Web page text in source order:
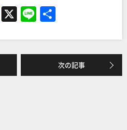
F
c
e
b
X Li
e
次の記事